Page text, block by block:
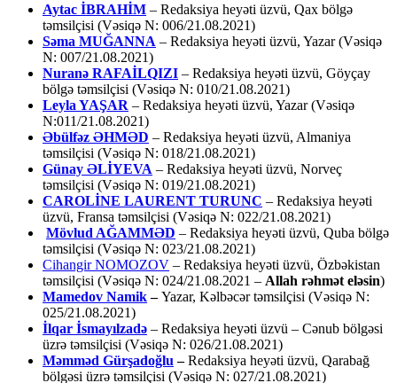
Aytac İBRAHİM – Redaksiya heyəti üzvü, Qax bölgə
təmsilçisi (Vəsiqə N: 006/21.08.2021)
Səma MUĞANNA – Redaksiya heyəti üzvü, Yazar (Vəsiqə
N: 007/21.08.2021)
Nuranə RAFAİLQIZI – Redaksiya heyəti üzvü, Göyçay
bölgə təmsilçisi (Vəsiqə N: 010/21.08.2021)
Leyla YAŞAR – Redaksiya heyəti üzvü, Yazar (Vəsiqə
N:011/21.08.2021)
Əbülfəz ƏHMƏD – Redaksiya heyəti üzvü, Almaniya
təmsilçisi (Vəsiqə N: 018/21.08.2021)
Günay ƏLİYEVA – Redaksiya heyəti üzvü, Norveç
təmsilçisi (Vəsiqə N: 019/21.08.2021)
CAROLİNE LAURENT TURUNC – Redaksiya heyəti
üzvü, Fransa təmsilçisi (Vəsiqə N: 022/21.08.2021)
Mövlud AĞAMMƏD – Redaksiya heyəti üzvü, Quba bölgə
təmsilçisi (Vəsiqə N: 023/21.08.2021)
Cihangir NOMOZOV – Redaksiya heyəti üzvü, Özbəkistan
təmsilçisi (Vəsiqə N: 024/21.08.2021 – Allah rəhmət eləsin)
Mamedov Namik–Yazar, Kəlbəcər təmsilçisi (Vəsiqə N:
025/21.08.2021)
İlqar İsmayılzadə – Redaksiya heyəti üzvü – Cənub bölgəsi
üzrə təmsilçisi (Vəsiqə N: 026/21.08.2021)
Məmməd Gürşadoğlu –Redaksiya heyəti üzvü, Qarabağ
bölgəsi üzrə təmsilçisi (Vəsiqə N: 027/21.08.2021)